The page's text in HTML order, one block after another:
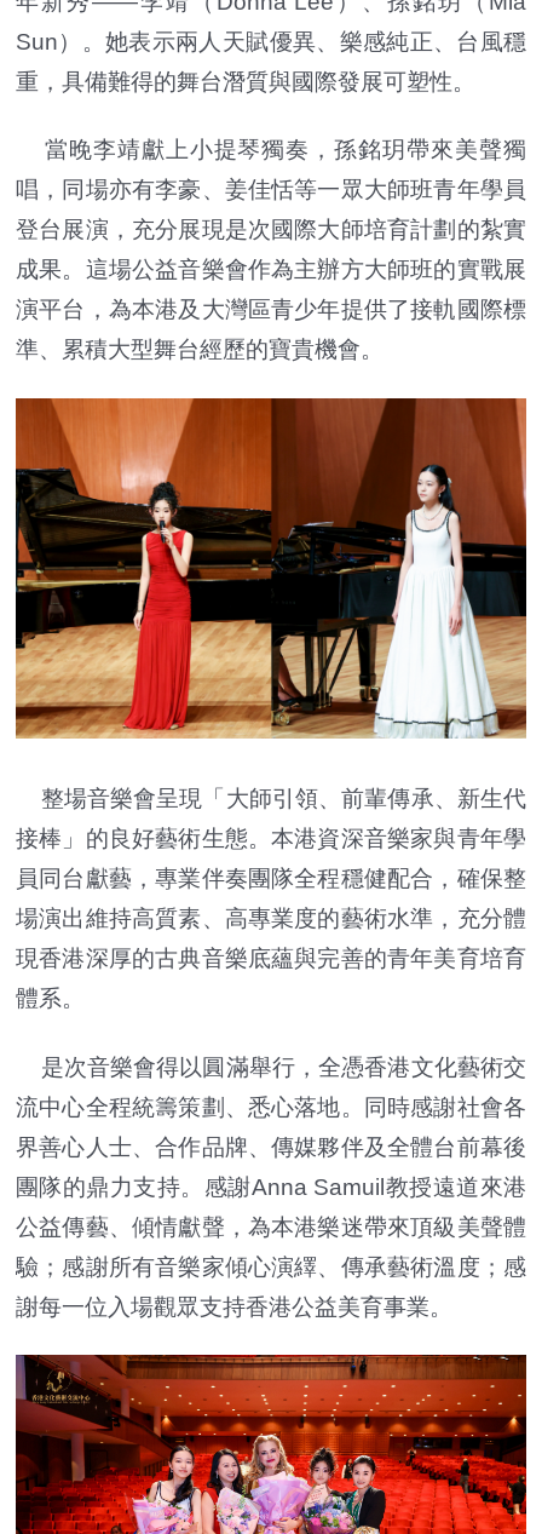
Sun）。她表示兩人天賦優異、樂感純正、台風穩
重，具備難得的舞台潛質與國際發展可塑性。
當晚李靖獻上小提琴獨奏，孫銘玥帶來美聲獨
唱，同場亦有李豪、姜佳恬等一眾大師班青年學員
登台展演，充分展現是次國際大師培育計劃的紮實
成果。這場公益音樂會作為主辦方大師班的實戰展
演平台，為本港及大灣區青少年提供了接軌國際標
準、累積大型舞台經歷的寶貴機會。
整場音樂會呈現「大師引領、前輩傳承、新生代
接棒」的良好藝術生態。本港資深音樂家與青年學
員同台獻藝，專業伴奏團隊全程穩健配合，確保整
場演出維持高質素、高專業度的藝術水準，充分體
現香港深厚的古典音樂底蘊與完善的青年美育培育
體系。
是次音樂會得以圓滿舉行，全憑香港文化藝術交
流中心全程統籌策劃、悉心落地。同時感謝社會各
界善心人士、合作品牌、傳媒夥伴及全體台前幕後
團隊的鼎力支持。感謝Anna Samuil教授遠道來港
公益傳藝、傾情獻聲，為本港樂迷帶來頂級美聲體
驗；感謝所有音樂家傾心演繹、傳承藝術溫度；感
謝每一位入場觀眾支持香港公益美育事業。